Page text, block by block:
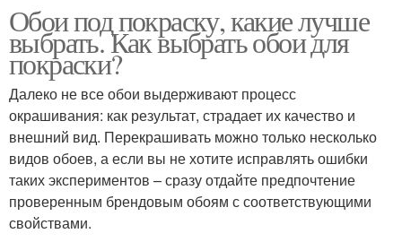
Обои под покраску, какие лучше
выбрать. Как выбрать обои для
покраски?
Далеко не все обои выдерживают процесс
окрашивания: как результат, страдает их качество и
внешний вид. Перекрашивать можно только несколько
видов обоев, а если вы не хотите исправлять ошибки
таких экспериментов – сразу отдайте предпочтение
проверенным брендовым обоям с соответствующими
свойствами.